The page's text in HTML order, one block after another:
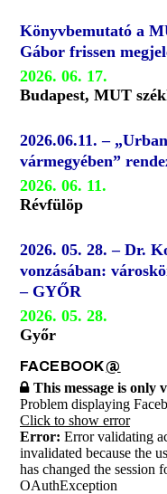
Könyvbemutató a
Gábor frissen
2026. 06. 17.
Budapest, MUT
2026.06.11. –
vármegyében”
2026. 06. 11.
Révfülöp
2026. 05. 28. – Dr.
vonzásában:
– GYŐR
2026. 05. 28.
Győr
FACEBOOK@
This message is only
Problem displaying
Click to show error
Error: Error validating
invalidated because the
has changed the session
OAuthException